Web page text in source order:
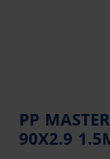
PP
90X2.9